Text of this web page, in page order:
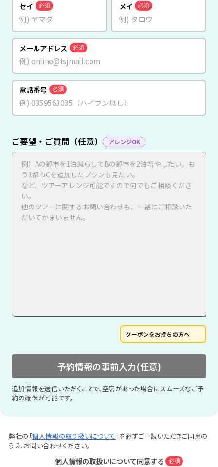
セイ 必須 メイ 必須
メールアドレス 必須
電話番号 必須
ご要望・ご質問（任意） アレンジOK
クーポンをお持ちの方へ
予約情報の事前入力(任意)
追加情報を送信いただくことで、空席があった場合にスムーズなご予
約の確保が可能です。
弊社の「個人情報の取り扱いについて 」を必ずご一読いただきご同意の
うえ、お問い合わせください。
個人情報の取扱いについて同意する 必須